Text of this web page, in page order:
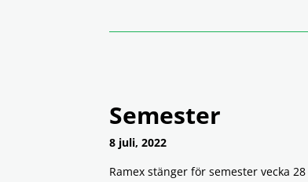
Semester
8 juli, 2022
Ramex stänger för semester vecka